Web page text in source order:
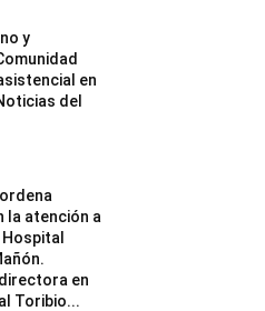
y
en
del
la atención a
en
Toribio...